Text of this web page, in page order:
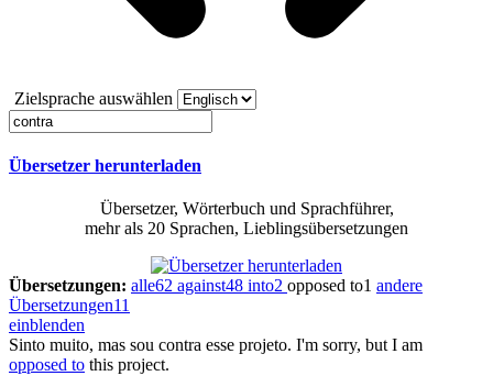
Zielsprache auswählen
Übersetzer herunterladen
Übersetzer, Wörterbuch und Sprachführer,
mehr als 20 Sprachen, Lieblingsübersetzungen
Übersetzungen: alle62 against48 into2 opposed to1 andere
Übersetzungen11
einblenden
Sinto muito, mas sou contra esse projeto. I'm sorry, but I am
opposed to this project.